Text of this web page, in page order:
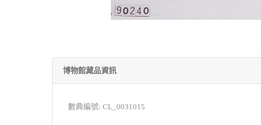
博物館藏品資訊
數典編號: CL_0031015